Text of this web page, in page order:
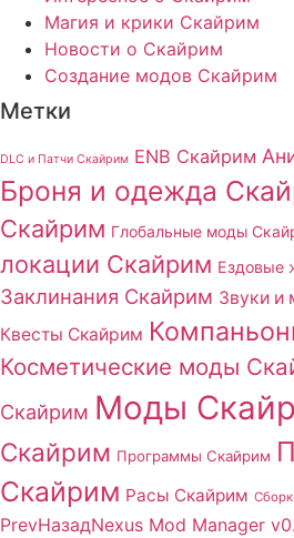
Магия и крики Скайрим
Новости о Скайрим
Создание модов Скайрим
Метки
DLC и Патчи Скайрим ENB Скайрим
Броня и одежда
Скайрим Глобальные моды
локации Скайрим Ездовые
Заклинания Скайрим Звуки и
Квесты Скайрим
Косметические моды
Скайрим Моды
Скайрим Программы Скайрим
Скайрим Расы Скайрим
PrevНазадNexus Mod Manager